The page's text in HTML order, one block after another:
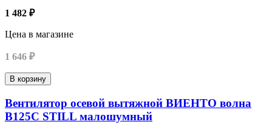
1 482 ₽
Цена в магазине
1 646 ₽
В корзину
Вентилятор осевой вытяжной ВИЕНТО волна
В125С STILL малошумный